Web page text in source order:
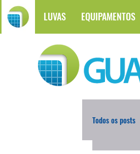
LUVAS EQUIPAMENTOS
Todos os posts